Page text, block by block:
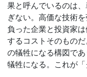
果と呼んでいるのは
ぎない。高価な技術
負った企業と投資家
するコストそのもの
の犠牲になる構図で
犠牲になる。これが「